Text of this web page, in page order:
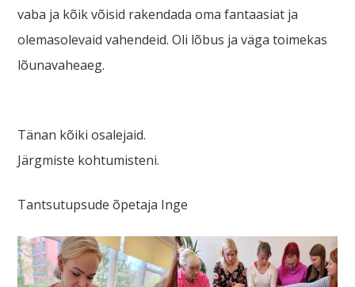
vaba ja kõik võisid rakendada oma fantaasiat ja
olemasolevaid vahendeid. Oli lõbus ja väga toimekas
lõunavaheaeg.
Tänan kõiki osalejaid.
Järgmiste kohtumisteni.
Tantsutupsude õpetaja Inge